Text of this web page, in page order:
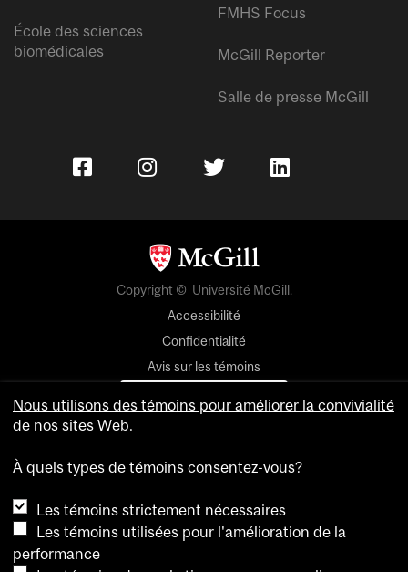
École des sciences
biomédicales
FMHS Focus
McGill Reporter
Salle de presse McGill
Copyright © Université McGill.
Accessibilité
Confidentialité
Avis sur les témoins
Paramètres des témoins
Nous utilisons des témoins pour améliorer la convivialité
de nos sites Web.
À quels types de témoins consentez-vous?
Les témoins strictement nécessaires
Les témoins utilisées pour l'amélioration de la
performance